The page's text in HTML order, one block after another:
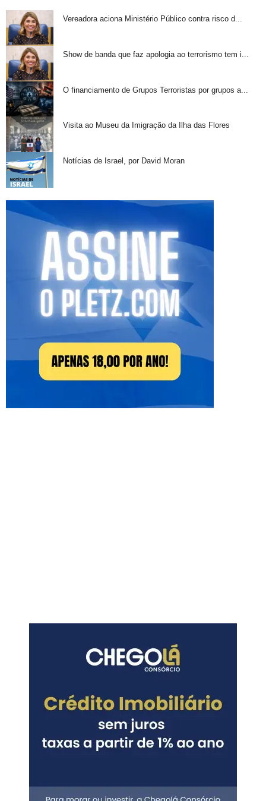
Vereadora aciona Ministério Público contra risco d...
Show de banda que faz apologia ao terrorismo tem i...
O financiamento de Grupos Terroristas por grupos a...
Visita ao Museu da Imigração da Ilha das Flores
Notícias de Israel, por David Moran